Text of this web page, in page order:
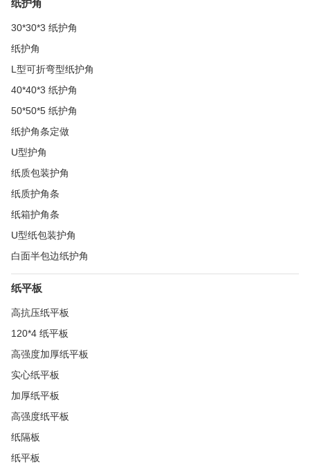
纸护角
30*30*3 纸护角
纸护角
L型可折弯型纸护角
40*40*3 纸护角
50*50*5 纸护角
纸护角条定做
U型护角
纸质包装护角
纸质护角条
纸箱护角条
U型纸包装护角
白面半包边纸护角
纸平板
高抗压纸平板
120*4 纸平板
高强度加厚纸平板
实心纸平板
加厚纸平板
高强度纸平板
纸隔板
纸平板